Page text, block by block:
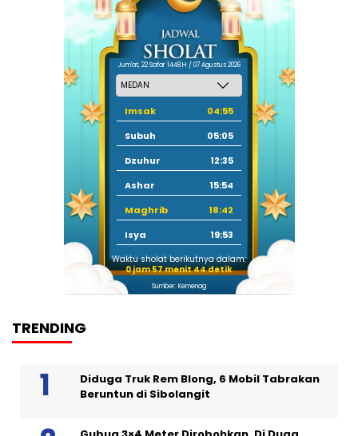
Jum'at, 22 Safar 1448 H / 07 Agustus 2026
Imsak
04:55
Subuh
05:05
Dzuhur
12:35
Ashar
15:54
Maghrib
18:42
Isya
19:53
Waktu sholat berikutnya dalam:
0 jam 57 menit 44 detik
Sumber: Kemenag
TRENDING
Diduga Truk Rem Blong, 6 Mobil Tabrakan
Beruntun di Sibolangit